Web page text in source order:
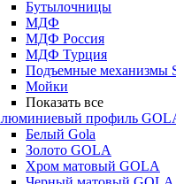
Бутылочницы
МДФ
МДФ Россия
МДФ Турция
Подъемные механизмы
Мойки
Показать все
профиль
Белый Gola
Золото GOLA
Хром матовый GOLA